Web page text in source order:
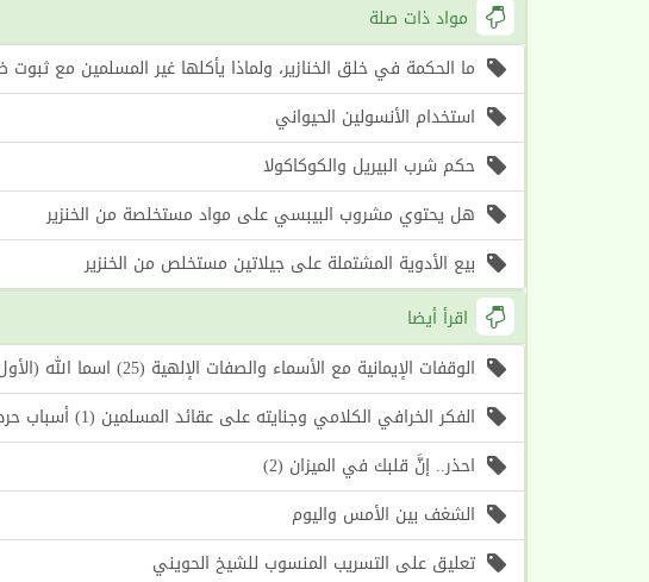
مواد ذات صلة
ما الحكمة في خلق الخنازير، ولماذا يأكلها غير المسلمين مع ثبوت
استخدام الأنسولين الحيواني
حكم شرب البيريل والكوكاكولا
هل يحتوي مشروب البيبسي على مواد مستخلصة من الخنزير
بيع الأدوية المشتملة على جيلاتين مستخلص من الخنزير
اقرأ أيضا
الوقفات الإيمانية مع الأسماء والصفات الإلهية (25) اسما الله (الأول، الآخر) (موعظة الأسبوع)
الفكر الخرافي الكلامي وجنايته على عقائد المسلمين (1) أسباب حرص الغرب على إحياء هذا الفكر (1)
احذر.. إنَّ قلبك في الميزان (2)
الشغف بين الأمس واليوم
تعليق على التسريب المنسوب للشيخ الحويني